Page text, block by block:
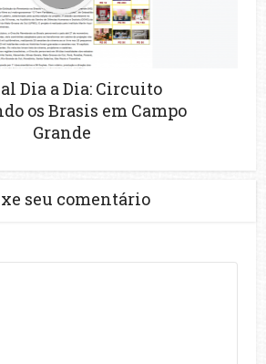
Dia a Dia: Circuito
os Brasis em Campo
Grande
seu comentário